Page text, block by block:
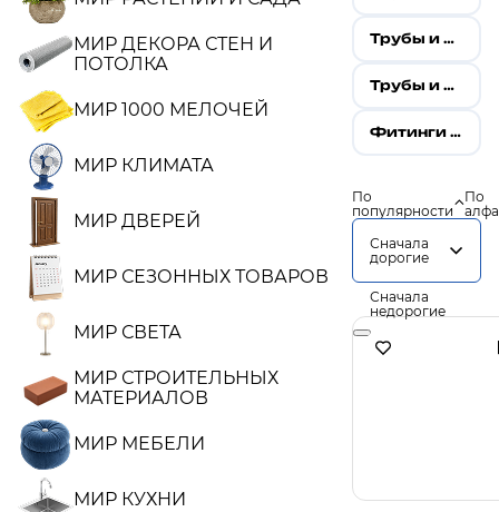
МИР ДЕКОРА СТЕН И
ПОТОЛКА
МИР 1000 МЕЛОЧЕЙ
МИР КЛИМАТА
МИР ДВЕРЕЙ
МИР СЕЗОННЫХ ТОВАРОВ
МИР СВЕТА
МИР СТРОИТЕЛЬНЫХ
МАТЕРИАЛОВ
МИР МЕБЕЛИ
МИР КУХНИ
Трубы и фитинги полипропиленовые
Трубы и фитинги полиэтиленовые
Фитинги стальные и оцинкованные
По
популярности
По
Сначала
дорогие
Сначала
недорогие